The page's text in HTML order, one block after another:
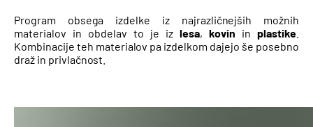
Program obsega izdelke iz najrazličnejših možnih
materialov in obdelav to je izlesa, kovin in plastike
Kombinacije teh materialov pa izdelkom dajejo še posebno
draž in privlačnost.